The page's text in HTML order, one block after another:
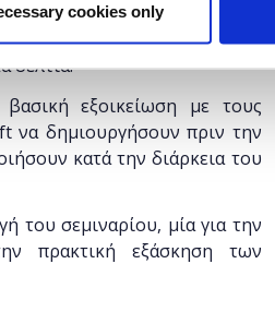
cookies only
του σεμιναρίου οι
χαρακτηριστικά του, ενώ θα
δελτία.
εξοικείωση με τους
να δημιουργήσουν πριν την
κατά την διάρκεια του
του σεμιναρίου, μία για την
πρακτική εξάσκηση των